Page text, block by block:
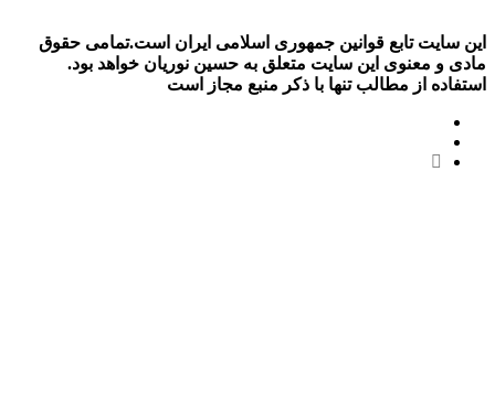
این سایت تابع قوانین جمهوری اسلامی ایران است.تمامی حقوق
مادی و معنوی این سایت متعلق به حسین نوریان خواهد بود.
استفاده از مطالب تنها با ذکر منبع مجاز است